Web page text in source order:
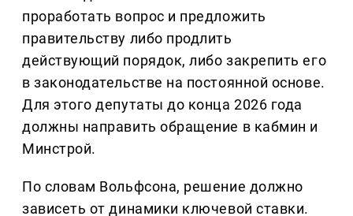
проработать вопрос и предложить
правительству либо продлить
действующий порядок, либо закрепить его
в законодательстве на постоянной основе.
Для этого депутаты до конца 2026 года
должны направить обращение в кабмин и
Минстрой.
По словам Вольфсона, решение должно
зависеть от динамики ключевой ставки.